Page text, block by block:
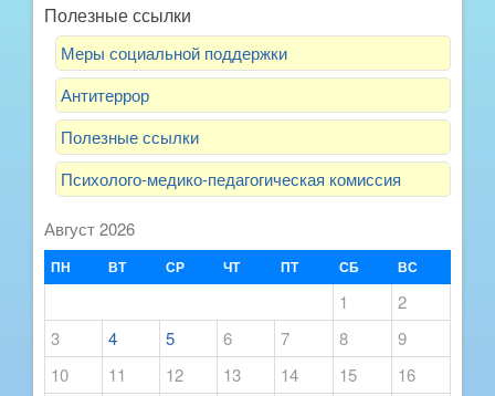
Полезные ссылки
Меры социальной поддержки
Антитеррор
Полезные ссылки
Психолого-медико-педагогическая комиссия
Август 2026
ПН ВТ СР ЧТ ПТ СБ ВС
1
2
3
4 5 6 7 8
9
10
11 12 13 14 15
16